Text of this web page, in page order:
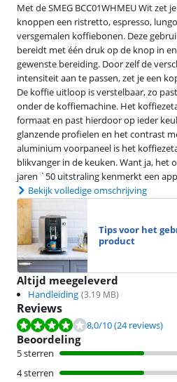
Met de SMEG BCC01WHMEU Wit zet
knoppen een ristretto, espresso,
versgemalen koffiebonen. Deze
bereidt met één druk op de knop in
gewenste bereiding. Door zelf de
intensiteit aan te passen, zet je een
De koffie uitloop is verstelbaar, zo
onder de koffiemachine. Het
formaat en past hierdoor op ieder
glanzende profielen en het contrast
aluminium voorpaneel is het
blikvanger in de keuken. Want ja, het
jaren `50 uitstraling kenmerkt een
Bekijk volledige omschrijving
Tips voor het
product
Altijd meegeleverd
Handleiding (3.19 MB)
Reviews
Beoordeling is 8,0 van de 10, gebaseerd op
8,0/10(24 reviews)
Beoordeling
5 sterren
4 sterren